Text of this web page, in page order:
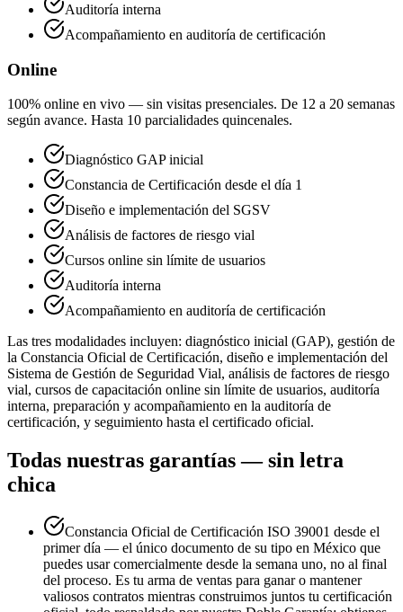
Auditoría interna
Acompañamiento en auditoría de certificación
Online
100% online en vivo — sin visitas presenciales. De 12 a 20 semanas
según avance. Hasta 10 parcialidades quincenales.
Diagnóstico GAP inicial
Constancia de Certificación desde el día 1
Diseño e implementación del SGSV
Análisis de factores de riesgo vial
Cursos online sin límite de usuarios
Auditoría interna
Acompañamiento en auditoría de certificación
Las tres modalidades incluyen: diagnóstico inicial (GAP), gestión de
la Constancia Oficial de Certificación, diseño e implementación del
Sistema de Gestión de Seguridad Vial, análisis de factores de riesgo
vial, cursos de capacitación online sin límite de usuarios, auditoría
interna, preparación y acompañamiento en la auditoría de
certificación, y seguimiento hasta el certificado oficial.
Todas nuestras garantías — sin letra
chica
Constancia Oficial de Certificación ISO 39001 desde el
primer día — el único documento de su tipo en México que
puedes usar comercialmente desde la semana uno, no al final
del proceso. Es tu arma de ventas para ganar o mantener
valiosos contratos mientras construimos juntos tu certificación